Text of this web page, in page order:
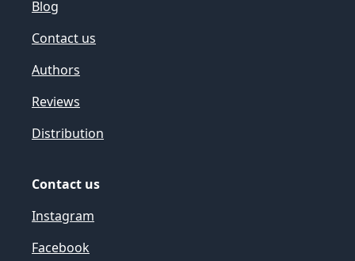
Blog
Contact us
Authors
Reviews
Distribution
Contact us
Instagram
Facebook